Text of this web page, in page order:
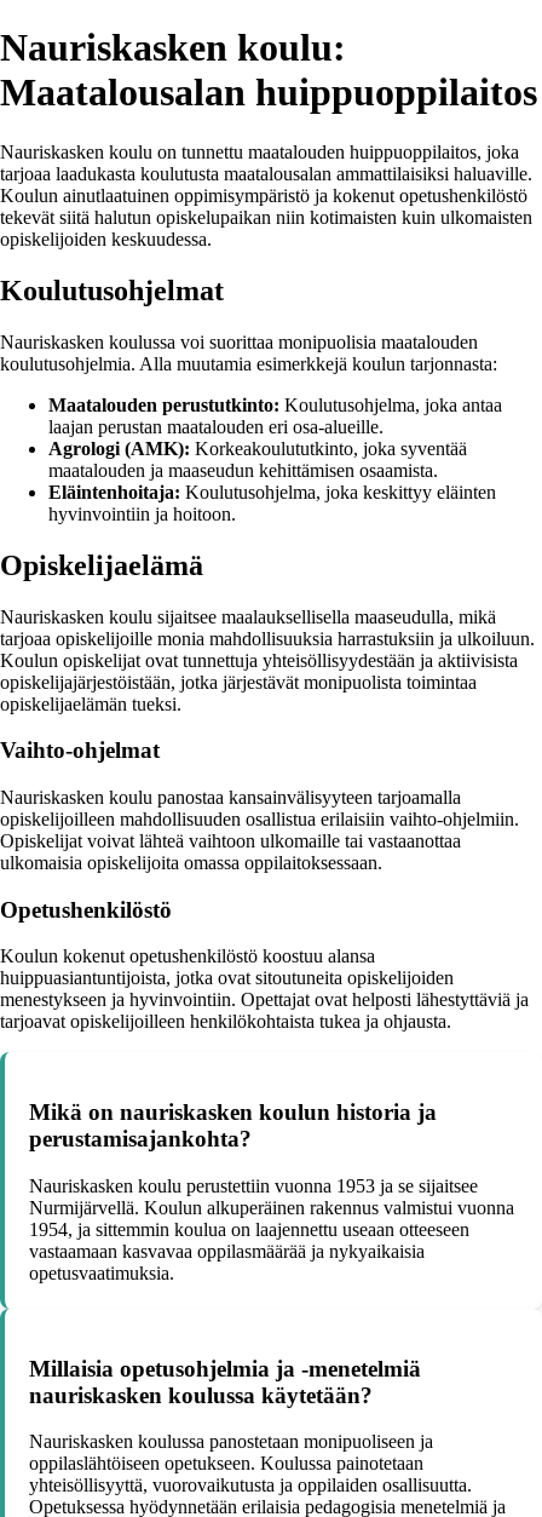
Nauriskasken koulu:
Maatalousalan huippuoppilaitos
Nauriskasken koulu on tunnettu maatalouden huippuoppilaitos, joka
tarjoaa laadukasta koulutusta maatalousalan ammattilaisiksi haluaville.
Koulun ainutlaatuinen oppimisympäristö ja kokenut opetushenkilöstö
tekevät siitä halutun opiskelupaikan niin kotimaisten kuin ulkomaisten
opiskelijoiden keskuudessa.
Koulutusohjelmat
Nauriskasken koulussa voi suorittaa monipuolisia maatalouden
koulutusohjelmia. Alla muutamia esimerkkejä koulun tarjonnasta:
Maatalouden perustutkinto: Koulutusohjelma, joka antaa
laajan perustan maatalouden eri osa-alueille.
Agrologi (AMK): Korkeakoulututkinto, joka syventää
maatalouden ja maaseudun kehittämisen osaamista.
Eläintenhoitaja: Koulutusohjelma, joka keskittyy eläinten
hyvinvointiin ja hoitoon.
Opiskelijaelämä
Nauriskasken koulu sijaitsee maalauksellisella maaseudulla, mikä
tarjoaa opiskelijoille monia mahdollisuuksia harrastuksiin ja ulkoiluun.
Koulun opiskelijat ovat tunnettuja yhteisöllisyydestään ja aktiivisista
opiskelijajärjestöistään, jotka järjestävät monipuolista toimintaa
opiskelijaelämän tueksi.
Vaihto-ohjelmat
Nauriskasken koulu panostaa kansainvälisyyteen tarjoamalla
opiskelijoilleen mahdollisuuden osallistua erilaisiin vaihto-ohjelmiin.
Opiskelijat voivat lähteä vaihtoon ulkomaille tai vastaanottaa
ulkomaisia opiskelijoita omassa oppilaitoksessaan.
Opetushenkilöstö
Koulun kokenut opetushenkilöstö koostuu alansa
huippuasiantuntijoista, jotka ovat sitoutuneita opiskelijoiden
menestykseen ja hyvinvointiin. Opettajat ovat helposti lähestyttäviä ja
tarjoavat opiskelijoilleen henkilökohtaista tukea ja ohjausta.
Mikä on nauriskasken koulun historia ja
perustamisajankohta?
Nauriskasken koulu perustettiin vuonna 1953 ja se sijaitsee
Nurmijärvellä. Koulun alkuperäinen rakennus valmistui vuonna
1954, ja sittemmin koulua on laajennettu useaan otteeseen
vastaamaan kasvavaa oppilasmäärää ja nykyaikaisia
opetusvaatimuksia.
Millaisia opetusohjelmia ja -menetelmiä
nauriskasken koulussa käytetään?
Nauriskasken koulussa panostetaan monipuoliseen ja
oppilaslähtöiseen opetukseen. Koulussa painotetaan
yhteisöllisyyttä, vuorovaikutusta ja oppilaiden osallisuutta.
Opetuksessa hyödynnetään erilaisia pedagogisia menetelmiä ja